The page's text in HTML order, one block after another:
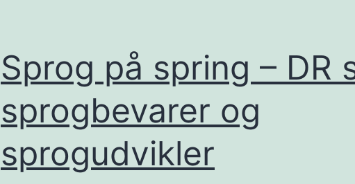
Sprog på spring – DR
sprogbevarer og
sprogudvikler